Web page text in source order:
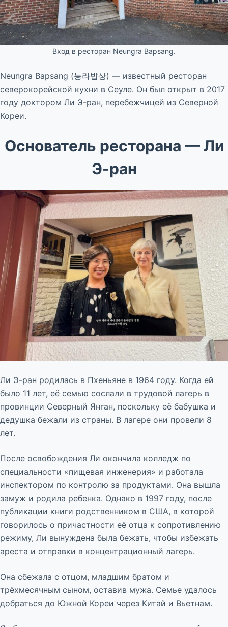
Вход в ресторан Neungra Bapsang.
Neungra Bapsang (능라밥상) — известный ресторан
северокорейской кухни в Сеуле. Он был открыт в 2017
году доктором Ли Э-ран, перебежчицей из Северной
Кореи.
Основатель ресторана — Ли
Э-ран
Ли Э-ран родилась в Пхеньяне в 1964 году. Когда ей
было 11 лет, её семью сослали в трудовой лагерь в
провинции Северный Янган, поскольку её бабушка и
дедушка бежали из страны. В лагере они провели 8
лет.
После освобождения Ли окончила колледж по
специальности «пищевая инженерия» и работала
инспектором по контролю за продуктами. Она вышла
замуж и родила ребенка. Однако в 1997 году, после
публикации книги родственником в США, в которой
говорилось о причастности её отца к сопротивлению
режиму, Ли вынуждена была бежать, чтобы избежать
ареста и отправки в концентрационный лагерь.
Она сбежала с отцом, младшим братом и
трёхмесячным сыном, оставив мужа. Семье удалось
добраться до Южной Кореи через Китай и Вьетнам.